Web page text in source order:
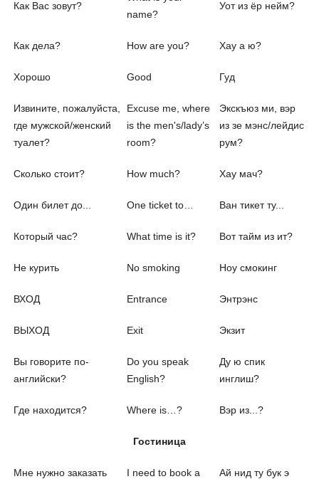
Как Вас зовут?
name?
Уот из ёр нейм?
Как дела? How are you? Хау а ю?
Хорошо Good Гуд
Извините, пожалуйста,
где мужской/женский
туалет?
Excuse me, where
is the men's/lady’s
room?
Экскъюз ми, вэр
из зе мэнс/лейдис
рум?
Сколько стоит? How much? Хау мач?
Один билет до... One ticket to… Ван тикет ту...
Который час? What time is it? Вот тайм из ит?
Не курить No smoking Ноу смокинг
ВХОД Entrance Энтрэнс
ВЫХОД Exit Экзит
Вы говорите по-
английски?
Do you speak
English?
Ду ю спик
инглиш?
Где находится? Where is…? Вэр из...?
Гостиница
Мне нужно заказать
I need to book a
Ай нид ту бук э